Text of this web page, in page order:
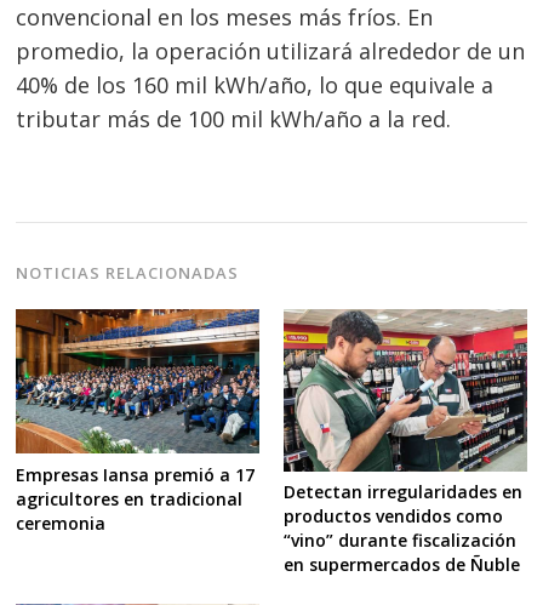
convencional en los meses más fríos. En
promedio, la operación utilizará alrededor de un
40% de los 160 mil kWh/año, lo que equivale a
tributar más de 100 mil kWh/año a la red.
NOTICIAS RELACIONADAS
Empresas Iansa premió a 17
agricultores en tradicional
ceremonia
Detectan irregularidades en
productos vendidos como
“vino” durante fiscalización
en supermercados de Ñuble